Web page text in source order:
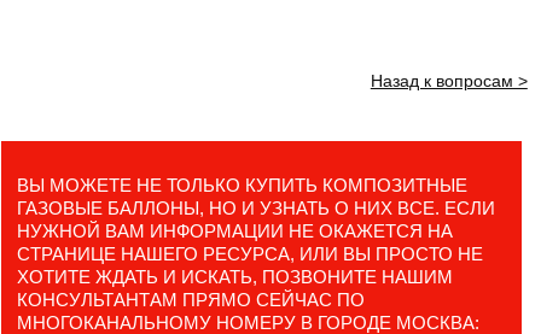
Назад к вопросам >
ВЫ МОЖЕТЕ НЕ ТОЛЬКО КУПИТЬ КОМПОЗИТНЫЕ
ГАЗОВЫЕ БАЛЛОНЫ, НО И УЗНАТЬ О НИХ ВСЕ. ЕСЛИ
НУЖНОЙ ВАМ ИНФОРМАЦИИ НЕ ОКАЖЕТСЯ НА
СТРАНИЦЕ НАШЕГО РЕСУРСА, ИЛИ ВЫ ПРОСТО НЕ
ХОТИТЕ ЖДАТЬ И ИСКАТЬ, ПОЗВОНИТЕ НАШИМ
КОНСУЛЬТАНТАМ ПРЯМО СЕЙЧАС ПО
МНОГОКАНАЛЬНОМУ НОМЕРУ В ГОРОДЕ МОСКВА: